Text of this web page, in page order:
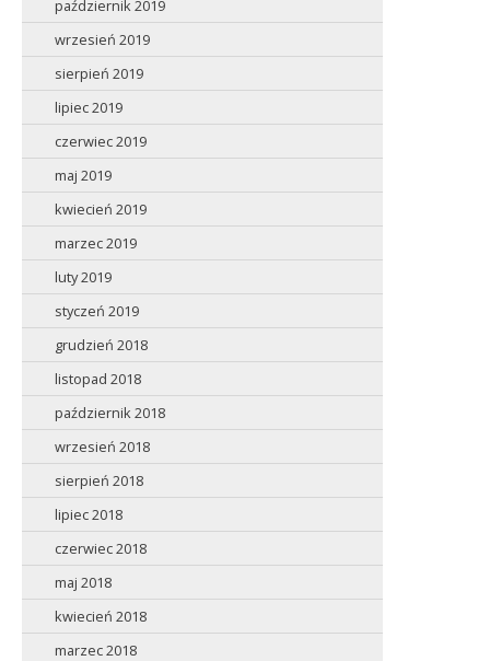
październik 2019
wrzesień 2019
sierpień 2019
lipiec 2019
czerwiec 2019
maj 2019
kwiecień 2019
marzec 2019
luty 2019
styczeń 2019
grudzień 2018
listopad 2018
październik 2018
wrzesień 2018
sierpień 2018
lipiec 2018
czerwiec 2018
maj 2018
kwiecień 2018
marzec 2018